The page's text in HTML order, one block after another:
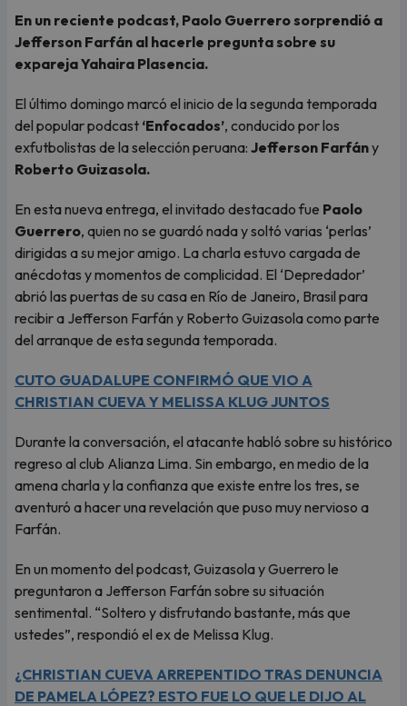
En un reciente podcast, Paolo Guerrero sorprendió a
Jefferson Farfán al hacerle pregunta sobre su
expareja Yahaira Plasencia.
El último domingo marcó el inicio de la segunda temporada
del popular podcast ‘Enfocados’, conducido por los
exfutbolistas de la selección peruana: Jefferson Farfány
Roberto Guizasola.
En esta nueva entrega, el invitado destacado fue Paolo
Guerrero, quien no se guardó nada y soltó varias ‘perlas’
dirigidas a su mejor amigo. La charla estuvo cargada de
anécdotas y momentos de complicidad. El ‘Depredador’
abrió las puertas de su casa en Río de Janeiro, Brasil para
recibir a Jefferson Farfán y Roberto Guizasola como parte
del arranque de esta segunda temporada.
CUTO GUADALUPE CONFIRMÓ QUE VIO A
CHRISTIAN CUEVA Y MELISSA KLUG JUNTOS
Durante la conversación, el atacante habló sobre su histórico
regreso al club Alianza Lima. Sin embargo, en medio de la
amena charla y la confianza que existe entre los tres, se
aventuró a hacer una revelación que puso muy nervioso a
Farfán.
En un momento del podcast, Guizasola y Guerrero le
preguntaron a Jefferson Farfán sobre su situación
sentimental. “Soltero y disfrutando bastante, más que
ustedes”, respondió el ex de Melissa Klug.
¿CHRISTIAN CUEVA ARREPENTIDO TRAS DENUNCIA
DE PAMELA LÓPEZ? ESTO FUE LO QUE LE DIJO AL